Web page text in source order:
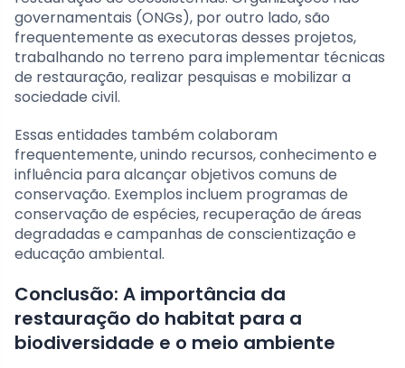
governamentais (ONGs), por outro lado, são
frequentemente as executoras desses projetos,
trabalhando no terreno para implementar técnicas
de restauração, realizar pesquisas e mobilizar a
sociedade civil.
Essas entidades também colaboram
frequentemente, unindo recursos, conhecimento e
influência para alcançar objetivos comuns de
conservação. Exemplos incluem programas de
conservação de espécies, recuperação de áreas
degradadas e campanhas de conscientização e
educação ambiental.
Conclusão: A importância da
restauração do habitat para a
biodiversidade e o meio ambiente